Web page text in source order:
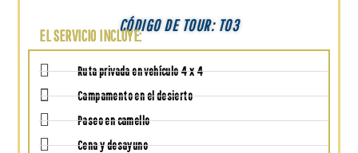
CÓDIGO DE TOUR: T03
EL SERVICIO INCLUYE:
Ruta privada en vehículo 4 x 4
Campamento en el desierto
Paseo en camello
Cena y desayuno